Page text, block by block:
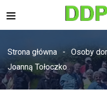
Strona główna Osoby
Joanną Tołoczko